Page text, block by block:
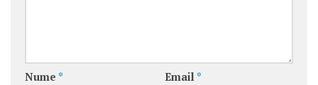
Nume * Email *